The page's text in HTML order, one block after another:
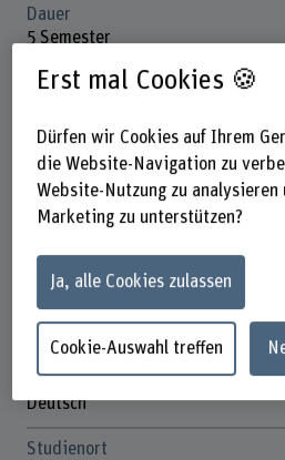
Dauer
5 Semester
Unterrichtstage
Anmeldefrist
24. März
23. September
Kosten
ab CHF 34'000
Unterrichtssprache
Deutsch
Studienort
Erst mal Cookies 🍪
Dürfen wir Cookies auf Ihrem
die Website-Navigation zu
Website-Nutzung zu analysieren
Marketing zu unterstützen?
Ja, alle Cookies zulassen
Cookie-Auswahl treffen